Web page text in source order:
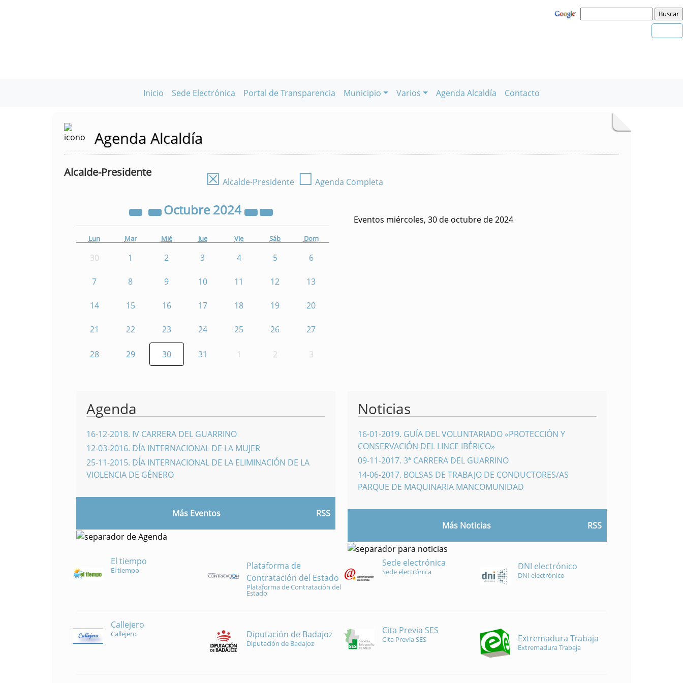
Inicio Sede Electrónica Portal de Transparencia Municipio Varios Agenda Alcaldía Contacto
Agenda Alcaldía
Alcalde-Presidente ☒ Alcalde-Presidente ☐ Agenda Completa
Octubre2024
Lun Mar Mié Jue Vie Sáb Dom
30 1 2 3 4 5 6
7 8 9 10 11 12 13
14 15 16 17 18 19 20
21 22 23 24 25 26 27
28 29 30 31 1 2 3
Eventos miércoles, 30 de octubre de 2024
Agenda
16-12-2018. IV CARRERA DEL GUARRINO
12-03-2016. DÍA INTERNACIONAL DE LA MUJER
25-11-2015. DÍA INTERNACIONAL DE LA ELIMINACIÓN DE LA
VIOLENCIA DE GÉNERO
Más Eventos RSS
Noticias
16-01-2019. GUÍA DEL VOLUNTARIADO «PROTECCIÓN Y
CONSERVACIÓN DEL LINCE IBÉRICO»
09-11-2017. 3ª CARRERA DEL GUARRINO
14-06-2017. BOLSAS DE TRABAJO DE CONDUCTORES/AS
PARQUE DE MAQUINARIA MANCOMUNIDAD
Más Noticias RSS
El tiempo
El tiempo
Plataforma de
Contratación del Estado
Plataforma de Contratación del
Estado
Sede electrónica
Sede electrónica DNI electrónico
DNI electrónico
Callejero
Callejero Diputación de Badajoz
Diputación de Badajoz
Cita Previa SES
Cita Previa SES Extremadura Trabaja
Extremadura Trabaja